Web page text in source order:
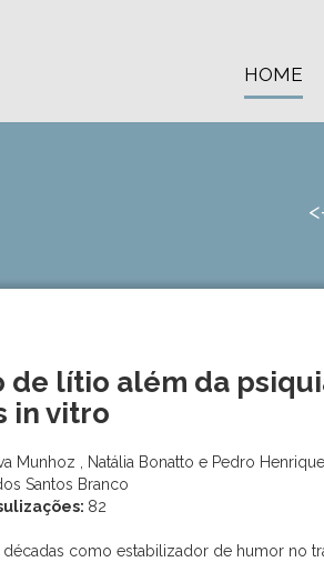
HOME
de lítio além da
in vitro
Munhoz , Natália Bonatto e Pedro
Santos Branco
82
como estabilizador de humor no